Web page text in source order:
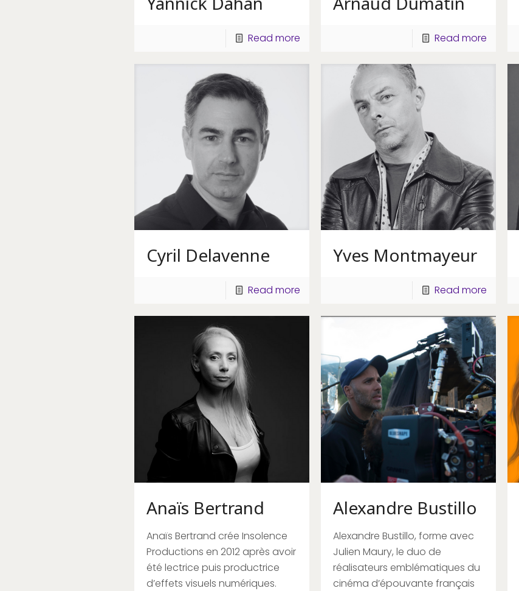
Read more Read more
Cyril Delavenne
Read more
Yves Montmayeur
Read more
Anaïs Bertrand
Anaïs Bertrand crée Insolence
Productions en 2012 après avoir
été lectrice puis productrice
d’effets visuels numériques.
Alexandre Bustillo
Alexandre Bustillo, forme avec
Julien Maury, le duo de
réalisateurs emblématiques du
cinéma d’épouvante français